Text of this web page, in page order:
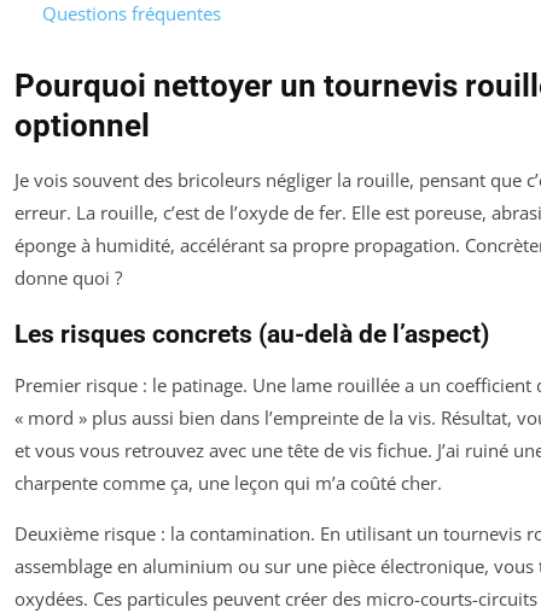
Questions fréquentes
Pourquoi nettoyer un tournevis
optionnel
Je vois souvent des bricoleurs négliger la rouille, pensant que
erreur. La rouille, c’est de l’oxyde de fer. Elle est poreuse,
éponge à humidité, accélérant sa propre propagation.
donne quoi ?
Les risques concrets (au-delà de l’aspect)
Premier risque : le patinage. Une lame rouillée a un
« mord » plus aussi bien dans l’empreinte de la vis. Résultat,
et vous vous retrouvez avec une tête de vis fichue. J’ai ruiné
charpente comme ça, une leçon qui m’a coûté cher.
Deuxième risque : la contamination. En utilisant un tournevis
assemblage en aluminium ou sur une pièce électronique,
oxydées. Ces particules peuvent créer des micro-courts-